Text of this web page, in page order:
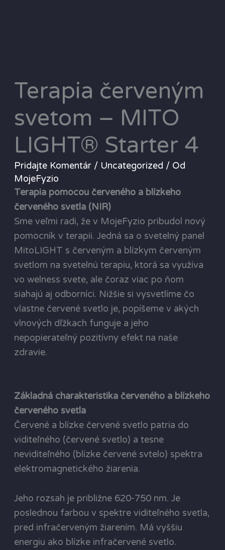
Terapia červeným
svetom – MITO
LIGHT® Starter 4
Pridajte Komentár / Uncategorized / Od
MojeFyzio
Terapia pomocou červeného a blízkeho
červeného svetla (NIR)
Sme veľmi radi, že v MojeFyzio pribudol nový
pomocník v terapii. Jedná sa o svetelný panel
MitoLIGHT s červeným a blízkym červeným
svetlom na svetelnú terapiu, ktorá sa využíva
vo welness svete, ale čoraz viac po ňom
siahajú aj odborníci. Nižšie si vysvetlíme čo
vlastne červené svetlo je, popíšeme v akých
vlnových dľžkach funguje a jeho
nepopierateľný pozitívny efekt na naše
zdravie.
Základná charakteristika červeného a blízkeho
červeného svetla
Červené a blízke červené svetlo patria do
viditeľného (červené svetlo) a tesne
neviditeľného (blízke červené svtelo) spektra
elektromagnetického žiarenia.
Jeho rozsah je približne 620-750 nm. Je
poslednou farbou v spektre viditeľného svetla,
pred infračerveným žiarením. Má vyššiu
energiu ako blízke infračervené svetlo.